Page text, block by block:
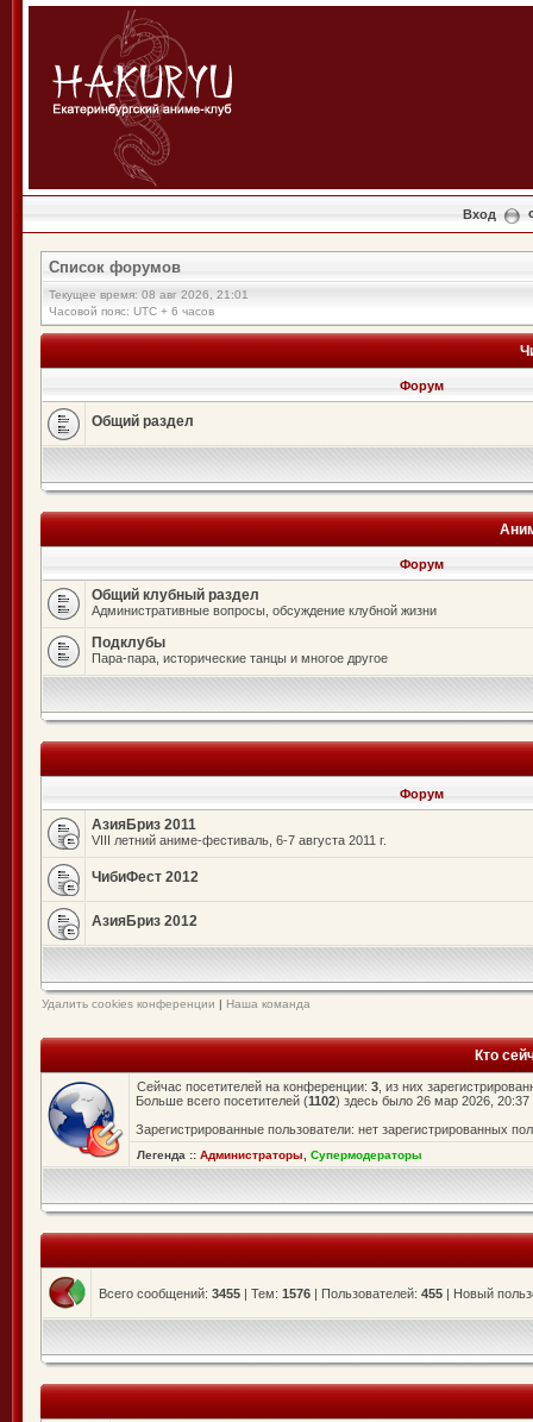
Вход
Список форумов
Текущее время: 08 авг 2026, 21:01
Часовой пояс: UTC + 6 часов
Форум
Общий раздел
Форум
Общий клубный раздел
Административные вопросы, обсуждение клубной жизни
Подклубы
Пара-пара, исторические танцы и многое другое
Форум
АзияБриз 2011
VIII летний аниме-фестиваль, 6-7 августа 2011 г.
ЧибиФест 2012
АзияБриз 2012
Удалить cookies конференции | Наша команда
Кто
Сейчас посетителей на конференции: 3 , из них
Больше всего посетителей (1102) здесь было 26 мар 2026, 20:37
Зарегистрированные пользователи: нет зарегистрированных
Легенда :: Администраторы Супермодераторы
Всего сообщений: 3455 | Тем: 1576 | Пользователей: 455 | Новый